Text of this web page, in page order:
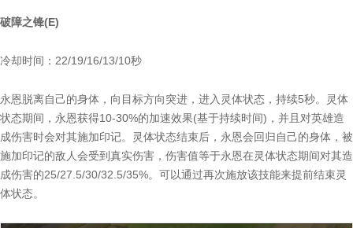
破障之锋(E)
冷却时间：22/19/16/13/10秒
永恩脱离自己的身体，向目标方向突进，进入灵体状态，持续5秒。灵体
状态期间，永恩获得10-30%的加速效果(基于持续时间)，并且对英雄造
成伤害时会对其施加印记。灵体状态结束后，永恩会回归自己的身体，被
施加印记的敌人会受到真实伤害，伤害值等于永恩在灵体状态期间对其造
成伤害的25/27.5/30/32.5/35%。可以通过再次施放该技能来提前结束灵
体状态。